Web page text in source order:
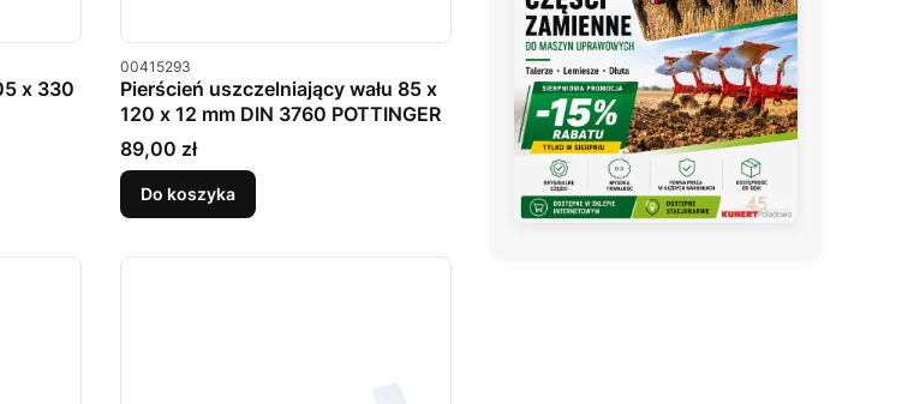
x 330
Kod produktu
00415293
Pierścień uszczelniający wału 85 x
120 x 12 mm DIN 3760 POTTINGER
Cena
89,00 zł
Do koszyka